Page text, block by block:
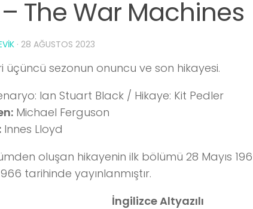
The War Machines
· 28 AĞUSTOS 2023
üçüncü sezonun onuncu ve son hikayesi.
Ian Stuart Black / Hikaye: Kit Pedler
Michael Ferguson
Innes Lloyd
oluşan hikayenin ilk bölümü 28 Mayıs
tarihinde yayınlanmıştır.
İngilizce Altyazılı